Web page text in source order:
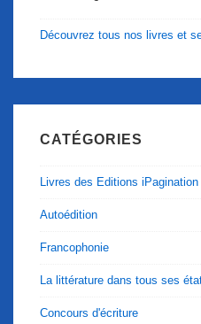
Découvrez tous nos livres et
CATÉGORIES
Livres des Editions iPagination
Autoédition
Francophonie
La littérature dans tous ses
Concours d'écriture